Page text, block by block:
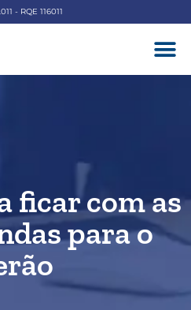
- RQE 116011
ficar com as
para o